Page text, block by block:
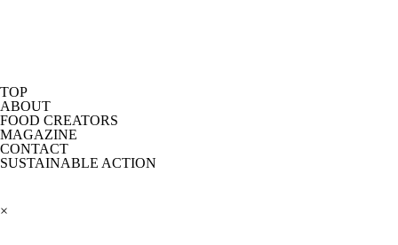
TOP
ABOUT
FOOD CREATORS
MAGAZINE
CONTACT
SUSTAINABLE ACTION
×